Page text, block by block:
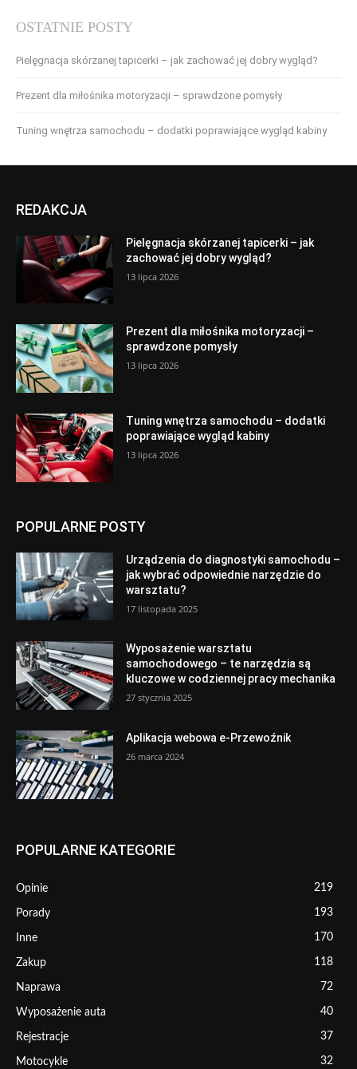
OSTATNIE POSTY
Pielęgnacja skórzanej tapicerki – jak zachować jej dobry wygląd?
Prezent dla miłośnika motoryzacji – sprawdzone pomysły
Tuning wnętrza samochodu – dodatki poprawiające wygląd kabiny
REDAKCJA
Pielęgnacja skórzanej tapicerki – jak
zachować jej dobry wygląd?
13 lipca 2026
Prezent dla miłośnika motoryzacji –
sprawdzone pomysły
13 lipca 2026
Tuning wnętrza samochodu – dodatki
poprawiające wygląd kabiny
13 lipca 2026
POPULARNE POSTY
Urządzenia do diagnostyki samochodu –
jak wybrać odpowiednie narzędzie do
warsztatu?
17 listopada 2025
Wyposażenie warsztatu
samochodowego – te narzędzia są
kluczowe w codziennej pracy mechanika
27 stycznia 2025
Aplikacja webowa e-Przewoźnik
26 marca 2024
POPULARNE KATEGORIE
Opinie 219
Porady 193
Inne 170
Zakup 118
Naprawa 72
Wyposażenie auta 40
Rejestracje 37
Motocykle 32